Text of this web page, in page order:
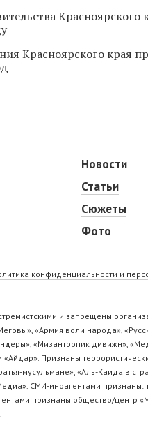
Красноярского
Красноярского края
Новости
Статьи
Сюжеты
Фото
конфиденциальности и
и запрещены
«Армия воли народа»,
«Мизантропик дивижн»,
«Айдар». Признаны
мусульмане», «Аль-Каида в
СМИ-иноагентами
признаны общество/центр